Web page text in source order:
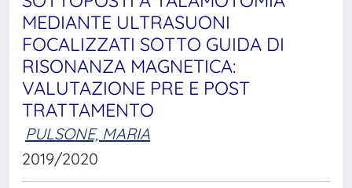
MEDIANTE ULTRASUONI
FOCALIZZATI SOTTO GUIDA DI
RISONANZA MAGNETICA:
VALUTAZIONE PRE E POST
TRATTAMENTO
PULSONE, MARIA
2019/2020